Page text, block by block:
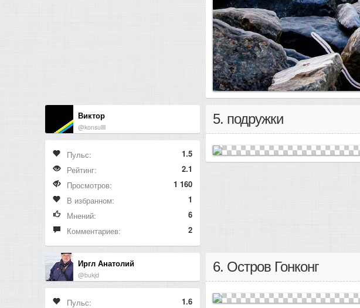
Виктор
@konsullll
Пульс:
1.5
Рейтинг:
2.1
Просмотров:
1 160
В избранном:
1
Мнений:
6
Комментариев:
2
5. подружки
Иргл Анатолий
@bukjd
Пульс: 1.6
6. Остров Гонконг